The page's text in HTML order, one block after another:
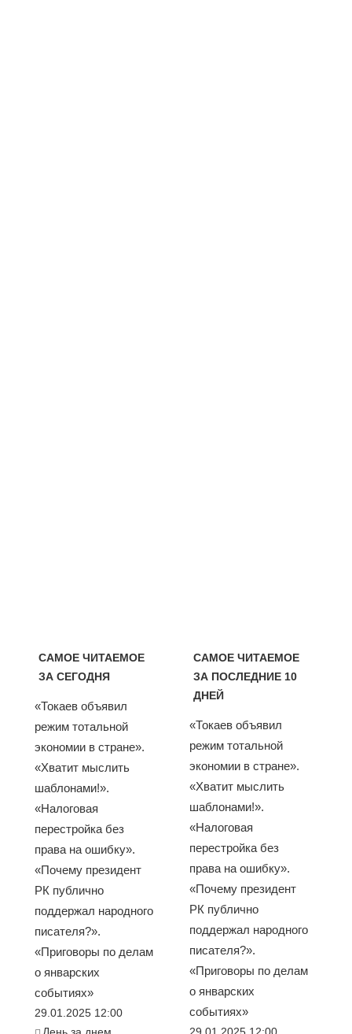
САМОЕ ЧИТАЕМОЕ
ЗА СЕГОДНЯ
«Токаев объявил
режим тотальной
экономии в стране».
«Хватит мыслить
шаблонами!».
«Налоговая
перестройка без
права на ошибку».
«Почему президент
РК публично
поддержал народного
писателя?».
«Приговоры по делам
о январских
событиях»
29.01.2025 12:00
САМОЕ ЧИТАЕМОЕ
ЗА ПОСЛЕДНИЕ 10
ДНЕЙ
«Токаев объявил
режим тотальной
экономии в стране».
«Хватит мыслить
шаблонами!».
«Налоговая
перестройка без
права на ошибку».
«Почему президент
РК публично
поддержал народного
писателя?».
«Приговоры по делам
о январских
событиях»